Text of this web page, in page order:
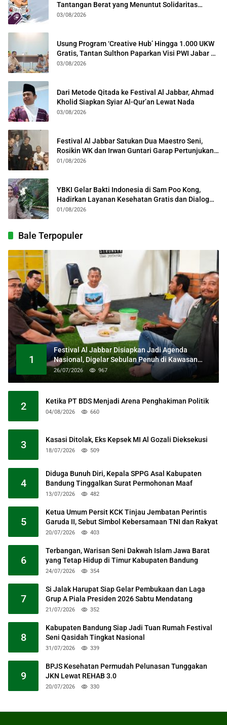
Tantangan Berat yang Menuntut Solidaritas
Lintas Generasi
03/08/2026
Usung Program ‘Creative Hub’ Hingga 1.000 UKW
Gratis, Tantan Sulthon Paparkan Visi PWI Jabar di
Kota Bogor
03/08/2026
Dari Metode Qitada ke Festival Al Jabbar, Ahmad
Kholid Siapkan Syiar Al-Qur’an Lewat Nada
03/08/2026
Festival Al Jabbar Satukan Dua Maestro Seni,
Rosikin WK dan Irwan Guntari Garap Pertunjukan
Kolosal
01/08/2026
YBKI Gelar Bakti Indonesia di Sam Poo Kong,
Hadirkan Layanan Kesehatan Gratis dan Dialog
Kebangsaan
01/08/2026
Bale Terpopuler
1
Festival Al Jabbar Disiapkan Jadi Agenda
Nasional, Digelar Sebulan Penuh di Kawasan
Masjid Raya Al Jabbar
26/07/2026 967
2 Ketika PT BDS Menjadi Arena Penghakiman Politik
04/08/2026 660
3 Kasasi Ditolak, Eks Kepsek MI Al Gozali Dieksekusi
18/07/2026 509
4
Diduga Bunuh Diri, Kepala SPPG Asal Kabupaten
Bandung Tinggalkan Surat Permohonan Maaf
13/07/2026 482
5
Ketua Umum Persit KCK Tinjau Jembatan Perintis
Garuda II, Sebut Simbol Kebersamaan TNI dan Rakyat
20/07/2026 403
6
Terbangan, Warisan Seni Dakwah Islam Jawa Barat
yang Tetap Hidup di Timur Kabupaten Bandung
24/07/2026 354
7
Si Jalak Harupat Siap Gelar Pembukaan dan Laga
Grup A Piala Presiden 2026 Sabtu Mendatang
21/07/2026 352
8
Kabupaten Bandung Siap Jadi Tuan Rumah Festival
Seni Qasidah Tingkat Nasional
31/07/2026 339
9
BPJS Kesehatan Permudah Pelunasan Tunggakan
JKN Lewat REHAB 3.0
20/07/2026 330